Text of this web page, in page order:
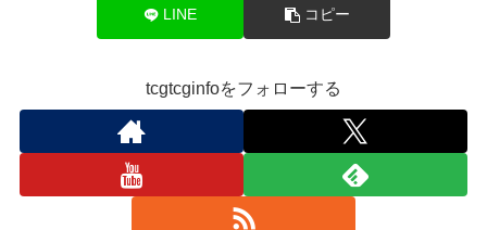
LINE コピー
tcgtcginfoをフォローする